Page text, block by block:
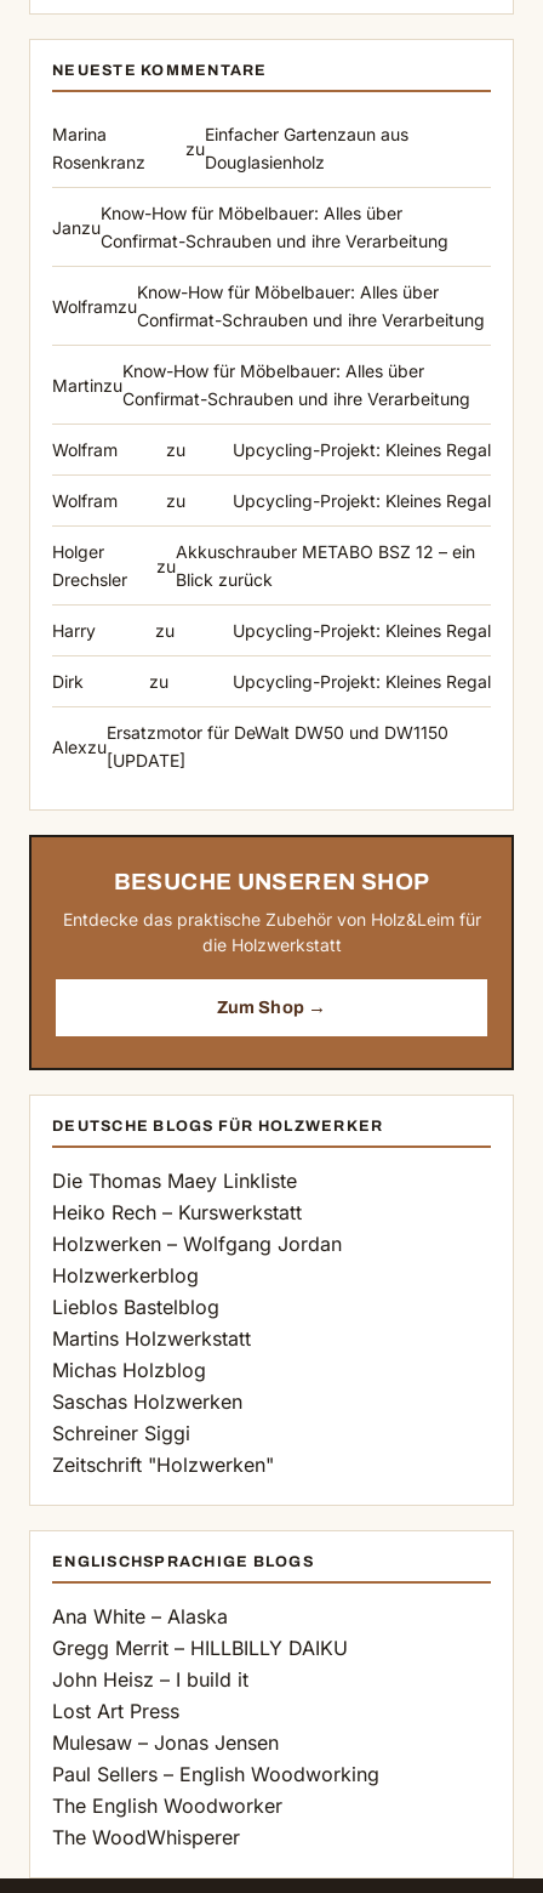
NEUESTE KOMMENTARE
Marina
Rosenkranz
zu
Einfacher Gartenzaun aus
Douglasienholz
Janzu
Know-How für Möbelbauer: Alles über
Confirmat-Schrauben und ihre Verarbeitung
Wolframzu
Know-How für Möbelbauer: Alles über
Confirmat-Schrauben und ihre Verarbeitung
Martinzu
Know-How für Möbelbauer: Alles über
Confirmat-Schrauben und ihre Verarbeitung
Wolfram zu Upcycling-Projekt: Kleines Regal
Wolfram zu Upcycling-Projekt: Kleines Regal
Holger
Drechsler
zu
Akkuschrauber METABO BSZ 12 – ein
Blick zurück
Harry zu Upcycling-Projekt: Kleines Regal
Dirk zu Upcycling-Projekt: Kleines Regal
Alexzu
Ersatzmotor für DeWalt DW50 und DW1150
[UPDATE]
BESUCHE UNSEREN SHOP
Entdecke das praktische Zubehör von Holz&Leim für
die Holzwerkstatt
Zum Shop →
DEUTSCHE BLOGS FÜR HOLZWERKER
Die Thomas Maey Linkliste
Heiko Rech – Kurswerkstatt
Holzwerken – Wolfgang Jordan
Holzwerkerblog
Lieblos Bastelblog
Martins Holzwerkstatt
Michas Holzblog
Saschas Holzwerken
Schreiner Siggi
Zeitschrift "Holzwerken"
ENGLISCHSPRACHIGE BLOGS
Ana White – Alaska
Gregg Merrit – HILLBILLY DAIKU
John Heisz – I build it
Lost Art Press
Mulesaw – Jonas Jensen
Paul Sellers – English Woodworking
The English Woodworker
The WoodWhisperer